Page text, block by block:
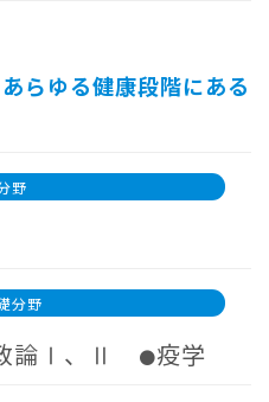
らゆる健康段階にある
野
分野
論Ⅰ、Ⅱ ●疫学